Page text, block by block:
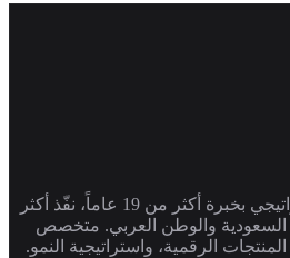
مستشار تحول رقمي واستراتيجي بخبرة أكثر من 19 عاماً، نفّذ أكثر
في السعودية والوطن العربي. متخصص
الرقمية، واستراتيجية النمو.